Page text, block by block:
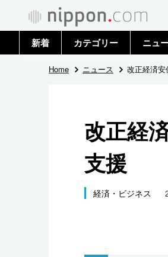
新着 カテゴリー
政治・外交
国際
社会
文化
ニュ
トップ
Home ニュース 改正経済
改正経
支援
経済・ビジネス